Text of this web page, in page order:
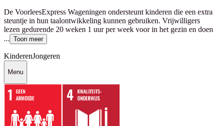
De VoorleesExpress Wageningen ondersteunt kinderen die een extra
steuntje in hun taalontwikkeling kunnen gebruiken. Vrijwilligers
lezen gedurende 20 weken 1 uur per week voor in het gezin en doen
... Toon meer
KinderenJongeren
Menu